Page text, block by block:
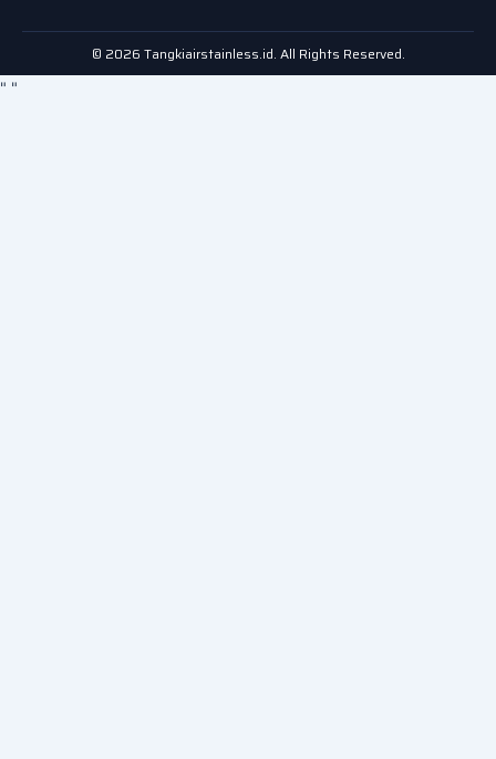
© 2026 Tangkiairstainless.id. All Rights Reserved.
" "